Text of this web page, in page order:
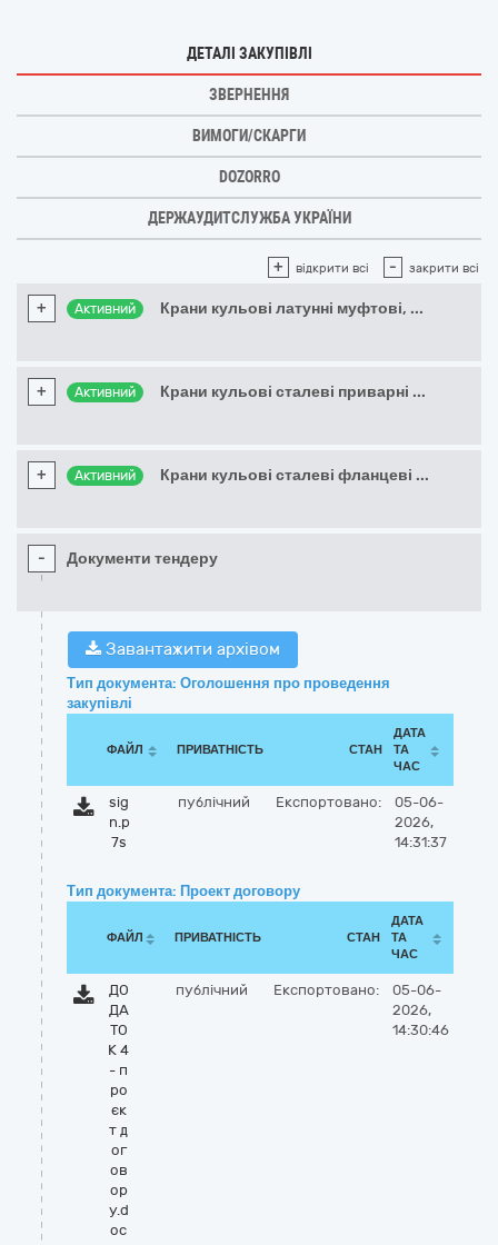
ДЕТАЛІ ЗАКУПІВЛІ
ЗВЕРНЕННЯ
ВИМОГИ/СКАРГИ
DOZORRO
ДЕРЖАУДИТСЛУЖБА УКРАЇНИ
+ відкрити всі - закрити всі
+ Активний Крани кульові латунні муфтові, ...
+ Активний Крани кульові сталеві приварні ...
+ Активний Крани кульові сталеві фланцеві ...
- Документи тендеру
Завантажити архівом
Тип документа: Оголошення про проведення
закупівлі
ФАЙЛ ПРИВАТНІСТЬ СТАН
ДАТА
ТА
ЧАС
sig
n.p
7s
публічний Експортовано:
05-06-
2026,
14:31:37
Тип документа: Проект договору
ФАЙЛ ПРИВАТНІСТЬ СТАН
ДАТА
ТА
ЧАС
ДО
ДА
ТО
К 4
- п
ро
єк
т д
ог
ов
ор
у.d
oc
публічний Експортовано:
05-06-
2026,
14:30:46